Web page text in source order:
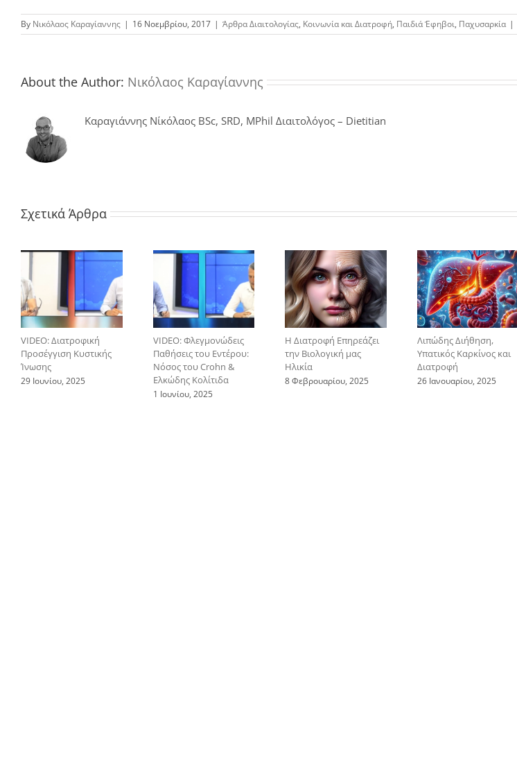
By Νικόλαος Καραγίαννης | 16 Νοεμβρίου, 2017 | Άρθρα Διαιτολογίας, Κοινωνία και Διατροφή, Παιδιά Έφηβοι, Παχυσαρκία |
About the Author: Νικόλαος Καραγίαννης
Καραγιάννης Νίκόλαος BSc, SRD, MPhil Διαιτολόγος – Dietitian
Σχετικά Άρθρα
VIDEO: Διατροφική
Προσέγγιση Κυστικής
Ίνωσης
29 Ιουνίου, 2025
VIDEO: Φλεγμονώδεις
Παθήσεις του Εντέρου:
Νόσος του Crohn &
Ελκώδης Κολίτιδα
1 Ιουνίου, 2025
Η Διατροφή Επηρεάζει
την Βιολογική μας
Ηλικία
8 Φεβρουαρίου, 2025
Λιπώδης Διήθηση,
Υπατικός Καρκίνος και
Διατροφή
26 Ιανουαρίου, 2025